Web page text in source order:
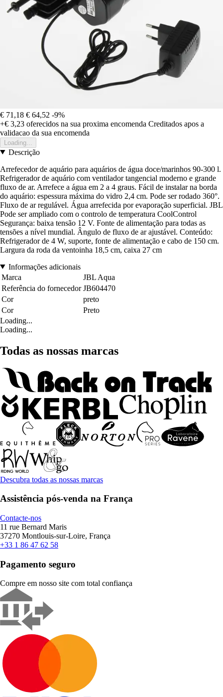
€ 71,18 € 64,52 -9%
+€ 3,23 oferecidos na sua proxima encomenda Creditados apos a
validacao da sua encomenda
Loading...
Descrição
Arrefecedor de aquário para aquários de água doce/marinhos 90-300 l.
Refrigerador de aquário com ventilador tangencial moderno e grande
fluxo de ar. Arrefece a água em 2 a 4 graus. Fácil de instalar na borda
do aquário: espessura máxima do vidro 2,4 cm. Pode ser rodado 360°.
Fluxo de ar regulável. Água arrefecida por evaporação superficial. JBL
Pode ser ampliado com o controlo de temperatura CoolControl
Segurança: baixa tensão 12 V. Fonte de alimentação para todas as
tensões a nível mundial. Ângulo de fluxo de ar ajustável. Conteúdo:
Refrigerador de 4 W, suporte, fonte de alimentação e cabo de 150 cm.
Largura da roda da ventoinha 18,5 cm, caixa 27 cm
Informações adicionais
Marca
JBL Aqua
Referência do fornecedor JB604470
Cor
preto
Cor
Preto
Loading...
Loading...
Todas as nossas marcas
Descubra todas as nossas marcas
Assistência pós-venda na França
Contacte-nos
11 rue Bernard Maris
37270 Montlouis-sur-Loire, França
+33 1 86 47 62 58
Pagamento seguro
Compre em nosso site com total confiança